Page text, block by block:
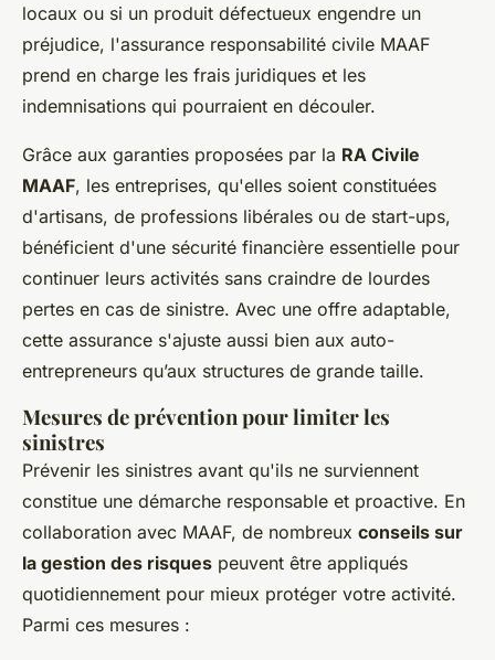
locaux ou si un produit défectueux engendre un
préjudice, l'assurance responsabilité civile MAAF
prend en charge les frais juridiques et les
indemnisations qui pourraient en découler.
Grâce aux garanties proposées par la RA Civile
MAAF, les entreprises, qu'elles soient constituées
d'artisans, de professions libérales ou de start-ups,
bénéficient d'une sécurité financière essentielle pour
continuer leurs activités sans craindre de lourdes
pertes en cas de sinistre. Avec une offre adaptable,
cette assurance s'ajuste aussi bien aux auto-
entrepreneurs qu’aux structures de grande taille.
Mesures de prévention pour limiter les
sinistres
Prévenir les sinistres avant qu'ils ne surviennent
constitue une démarche responsable et proactive. En
collaboration avec MAAF, de nombreux conseils sur
la gestion des risques peuvent être appliqués
quotidiennement pour mieux protéger votre activité.
Parmi ces mesures :